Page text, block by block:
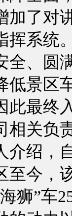
加了对
挥系统
全、圆
低景区
此最终
相关负
介绍，
至今，
海狮”车